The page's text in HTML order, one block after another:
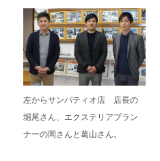
左からサンパティオ店 店長の
堀尾さん、エクステリアプラン
ナーの岡さんと葛山さん。